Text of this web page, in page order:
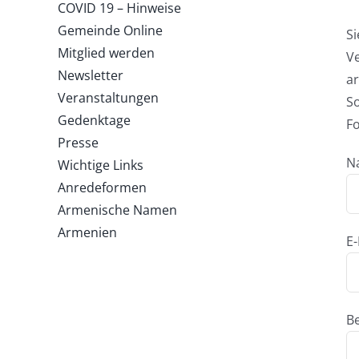
COVID 19 – Hinweise
Gemeinde Online
Mitglied werden
Newsletter
Veranstaltungen
Gedenktage
Presse
Wichtige Links
Anredeformen
Armenische Namen
Armenien